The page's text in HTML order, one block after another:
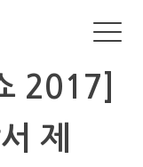
2017]
제